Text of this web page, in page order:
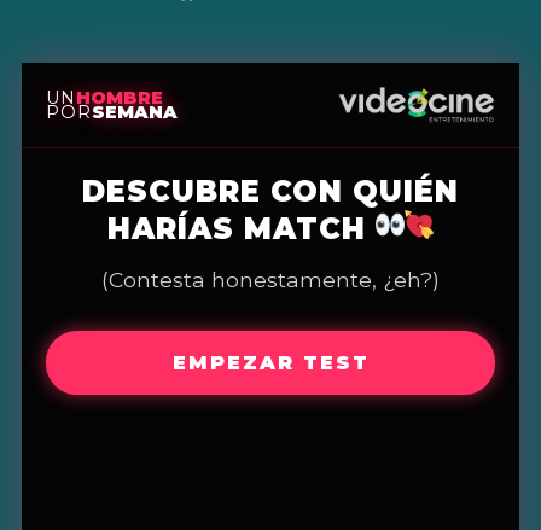
UN HOMBRE
PORSEMANA
DESCUBRE CON QUIÉN
HARÍAS MATCH
(Contesta honestamente, ¿eh?)
EMPEZAR TEST